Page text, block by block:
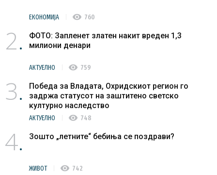
ЕКОНОМИЈА visibility 760
2
ФОТО: Запленет златен накит вреден 1,3
милиони денари
АКТУЕЛНО visibility 759
3
Победа за Владата, Охридскиот регион го
задржа статусот на заштитено светско
културно наследство
АКТУЕЛНО visibility 748
4 Зошто „летните“ бебиња се поздрави?
ЖИВОТ visibility 742